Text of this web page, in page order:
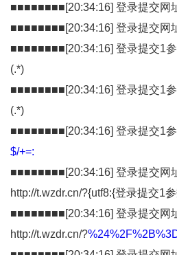
■■■■■■■■[20:34:16] 登录提交网
■■■■■■■■[20:34:16] 登录提交网
■■■■■■■■[20:34:16] 登录提交1参
(.*)
■■■■■■■■[20:34:16] 登录提交1参
(.*)
■■■■■■■■[20:34:16] 登录提交1参
$/+=:
■■■■■■■■[20:34:16] 登录提交网
http://t.wzdr.cn/?{utf8:{登录提交1
■■■■■■■■[20:34:16] 登录提交网
http://t.wzdr.cn/?